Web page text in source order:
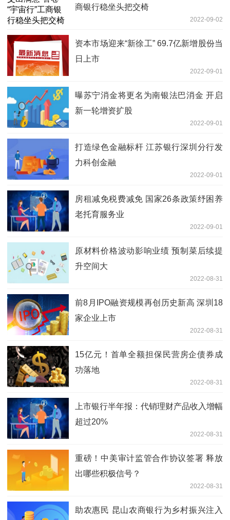
商银行稳坐头把交椅
2022-09-02
资本市场迎来“新徐工” 69.7亿新增股份当
日上市
2022-09-01
曝苏宁消金将更名为南银法巴消金 开启
新一轮增资扩股
2022-09-01
打造绿色金融标杆 江苏银行深圳分行发
力科创金融
2022-09-01
房租减免税费减免 国家26条政策纾困养
老托育服务业
2022-09-01
原材料价格波动影响业绩 预制菜后续提
升空间大
2022-08-31
前8月IPO融资规模再创历史新高 深圳18
家企业上市
2022-08-31
15亿元！首单全额担保民营房企债券成
功落地
2022-08-31
上市银行半年报：代销理财产品收入增幅
超过20%
2022-08-31
重磅！中美审计监管合作协议签署 释放
出哪些积极信号？
2022-08-31
助农惠民 昆山农商银行为乡村振兴注入